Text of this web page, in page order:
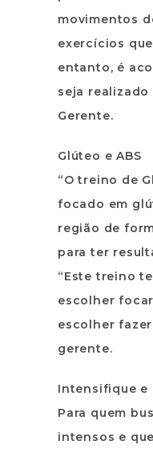
movimentos
exercícios
entanto, é
seja
Gerente.
Glúteo e ABS
“O treino de
focado em
região de
para ter
“Este treino
escolher
escolher
gerente.
Intensifique e
Para quem
intensos e